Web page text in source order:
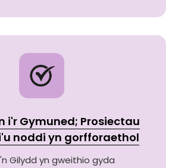
i'r Gymuned; Prosiectau
noddi yn gorfforaethol
Gilydd yn gweithio gyda